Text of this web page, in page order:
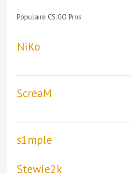
Populaire CS:GO Pros
NiKo
ScreaM
s1mple
Stewie2k